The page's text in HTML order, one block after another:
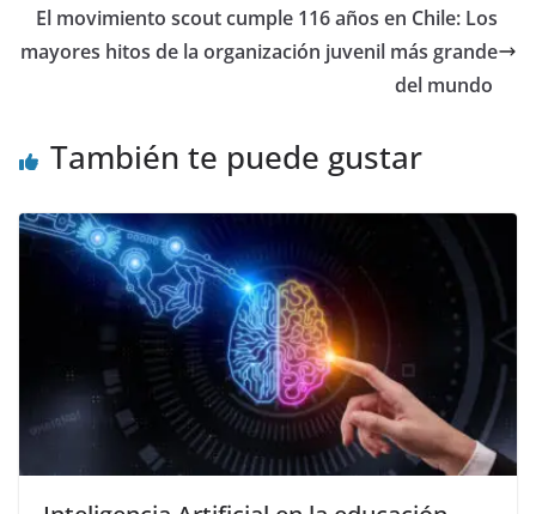
El movimiento scout cumple 116 años en Chile: Los
mayores hitos de la organización juvenil más grande
del mundo
También te puede gustar